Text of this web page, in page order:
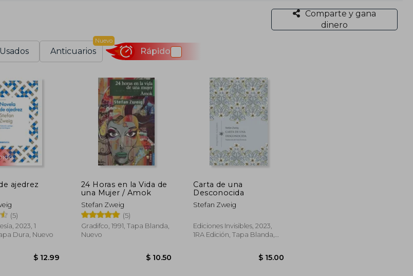
Comparte y gana
dinero
Usados Anticuarios
Nuevo
Rápido
ajedrez
(5)
2023, 1
Dura, Nuevo
24 Horas en la Vida de
una Mujer / Amok
Stefan Zweig
(5)
Gradifco, 1991, Tapa Blanda,
Nuevo
Carta de una
Desconocida
Stefan Zweig
Ediciones Invisibles, 2023,
1RA Edición, Tapa Blanda,